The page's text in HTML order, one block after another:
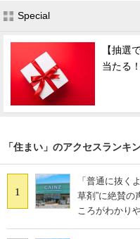
Special
【抽選
当たる
「住まい」のアクセスランキ
1
「普通に抜く
草剤”に絶賛
ころがわかり